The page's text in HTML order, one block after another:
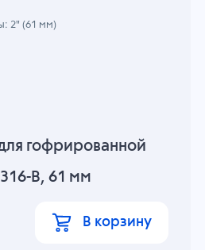
гофрированной
B, 61 мм
2" (61 мм)
В корзину